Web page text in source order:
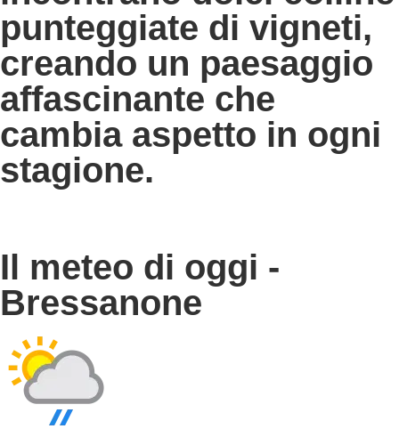
punteggiate di vigneti,
creando un paesaggio
affascinante che
cambia aspetto in ogni
stagione.
Il meteo di oggi -
Bressanone